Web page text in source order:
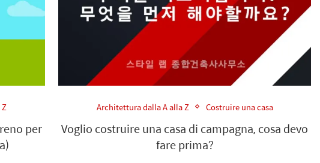
per
Architettura dalla A alla Z Costruire una casa
Voglio costruire una casa di campagna, cosa devo
fare prima?